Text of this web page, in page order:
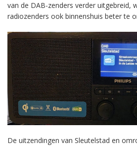
van de DAB-zenders verder uitgebreid,
radiozenders ook binnenshuis beter te
De uitzendingen van Sleutelstad en